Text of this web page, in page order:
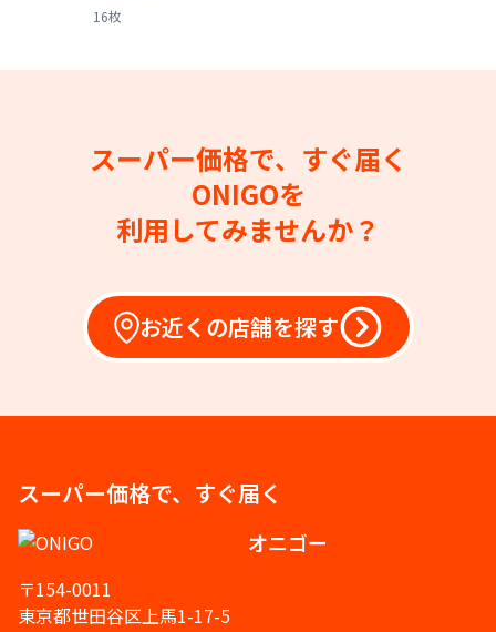
16枚
スーパー価格で、すぐ届く
ONIGOを
利用してみませんか？
お近くの店舗を探す
スーパー価格で、すぐ届く
オニゴー
〒154-0011
東京都世田谷区上馬1-17-5